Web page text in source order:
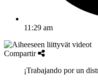
11:29 am
Compartir
¡Trabajando por un